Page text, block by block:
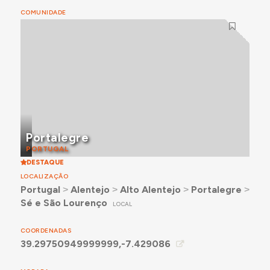
COMUNIDADE
Portalegre
PORTUGAL
DESTAQUE
LOCALIZAÇÃO
Portugal ˃ Alentejo ˃ Alto Alentejo ˃ Portalegre ˃
Sé e São Lourenço
LOCAL
COORDENADAS
39.29750949999999,-7.429086